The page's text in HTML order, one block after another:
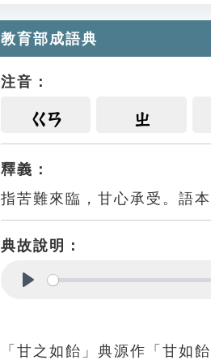
教育部成語典
注音：
ㄍㄢ ㄓ
釋義：
指苦難來臨，甘心承受。語
典故說明：
「甘之如飴」典源作「甘如